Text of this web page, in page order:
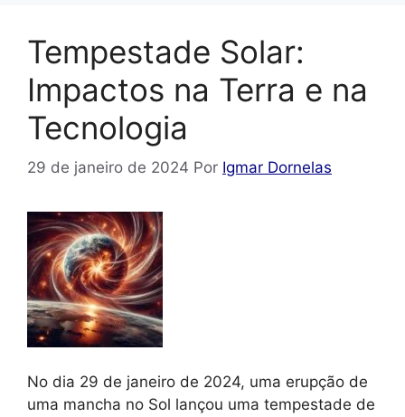
Tempestade Solar:
Impactos na Terra e na
Tecnologia
29 de janeiro de 2024 Por Igmar Dornelas
No dia 29 de janeiro de 2024, uma erupção de
uma mancha no Sol lançou uma tempestade de